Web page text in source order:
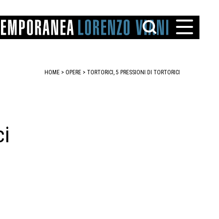
HOME > OPERE > TORTORICI, 5 PRESSIONI DI TORTORICI